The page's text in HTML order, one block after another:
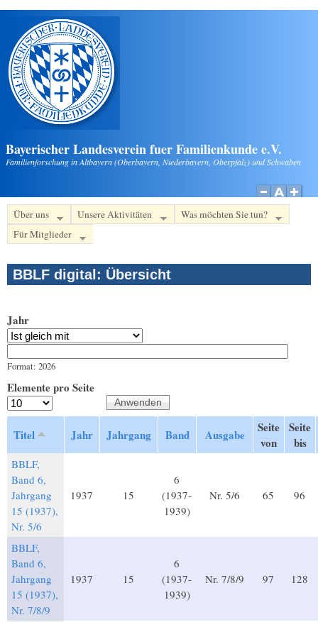
Direkt zum Inhalt
Bayerischer Landesverein fuer Familienkunde e.V.
Familienforschung in Altbayern (Oberbayern, Niederbayern, Oberpfalz) und Schwaben
Über uns Unsere Aktivitäten
Was möchten Sie tun?
Für Mitglieder
BBLF digital: Übersicht
Jahr
Format: 2026
Elemente pro Seite
Titel Jahr Jahrgang Band Ausgabe
Seite
von
Seite
bis
BBLF,
Band 6,
Jahrgang
15 (1937),
Nr. 5/6
1937 15
6
(1937-
1939)
Nr. 5/6 65 96
BBLF,
Band 6,
Jahrgang
15 (1937),
Nr. 7/8/9
1937 15
6
(1937-
1939)
Nr. 7/8/9 97 128